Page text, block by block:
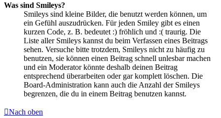
Was sind Smileys?
Smileys sind kleine Bilder, die benutzt werden können, um
ein Gefühl auszudrücken. Für jeden Smiley gibt es einen
kurzen Code, z. B. bedeutet :) fröhlich und :( traurig. Die
Liste aller Smileys kannst du beim Verfassen eines Beitrags
sehen. Versuche bitte trotzdem, Smileys nicht zu häufig zu
benutzen, sie können einen Beitrag schnell unlesbar machen
und ein Moderator könnte deshalb deinen Beitrag
entsprechend überarbeiten oder gar komplett löschen. Die
Board-Administration kann auch die Anzahl der Smileys
begrenzen, die du in einem Beitrag benutzen kannst.
Nach oben